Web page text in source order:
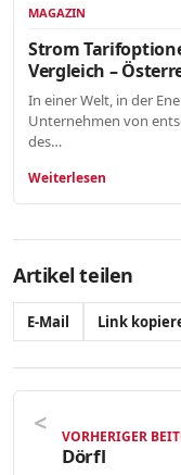
MAGAZIN
Strom
Vergleich –
In einer Welt, in der
Unternehmen von
des…
Weiterlesen
Artikel teilen
E-Mail Link
VORHERIGER
Dörfl